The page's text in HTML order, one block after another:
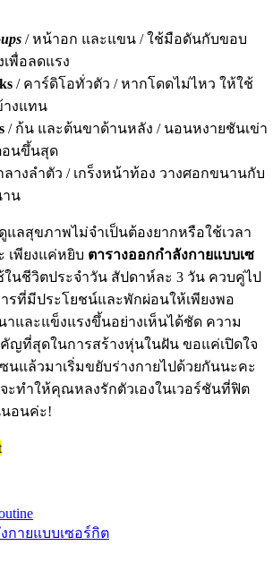
/ หน้าอก และแขน / ใช้มือดันกับขอบ
พื่อลดแรง
/ คาร์ดิโอทั่วตัว / หากโดดไม่ไหว ให้ใช้
างแทน
/ ก้น และต้นขาด้านหลัง / นอนหงายชันเข่า
อนขึ้นสุด
างลำตัว / เกร็งหน้าท้อง วางศอกขนานกับ
าน
แลสุขภาพไม่จำเป็นต้องยากหรือใช้เวลา
เพียงแค่หยิบ ตารางออกกำลังกายแบบเซ
ในชีวิตประจำวัน สัปดาห์ละ 3 วัน ควบคู่ไป
รที่มีประโยชน์และพักผ่อนให้เพียงพอ
และแข็งแรงขึ้นอย่างเห็นได้ชัด ความ
ญที่สุดในการสร้างหุ่นในฝัน ขอแค่เปิดใจ
นแล้วมาเริ่มขยับร่างกายไปด้วยกันนะคะ
ะทำให้คุณหลงรักตัวเองในเวอร์ชันที่ฟิต
อนค่ะ!
กายแบบเซอร์กิต